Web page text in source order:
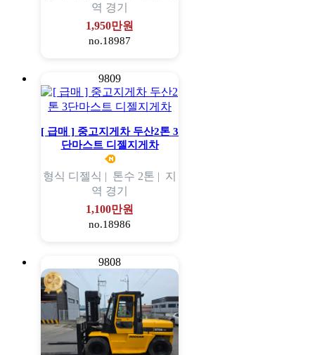
역 경기
1,950만원
no.18987
9809
[ 급매 ] 중고지게차 두산2톤 3
단마스트 디젤지게차
형식 디젤식 | 톤수 2톤 | 지
역 경기
1,100만원
no.18986
9808